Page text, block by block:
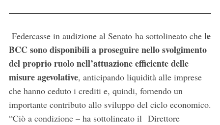
Federcasse in audizione al Senato ha sottolineato che le
BCC sono disponibili a proseguire nello svolgimento
del proprio ruolo nell’attuazione efficiente delle
misure agevolative, anticipando liquidità alle imprese
che hanno ceduto i crediti e, quindi, fornendo un
importante contributo allo sviluppo del ciclo economico.
“Ciò a condizione – ha sottolineato il Direttore